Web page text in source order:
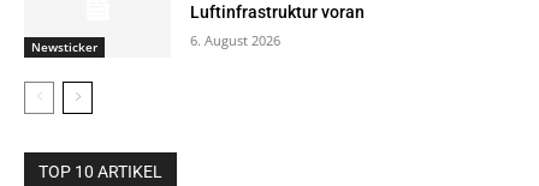
Newsticker
Luftinfrastruktur voran
6. August 2026
TOP 10 ARTIKEL